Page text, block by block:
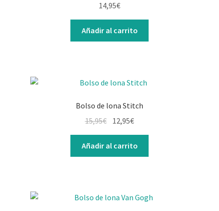
14,95€
Añadir al carrito
Bolso de lona Stitch
15,95€ 12,95€
Añadir al carrito